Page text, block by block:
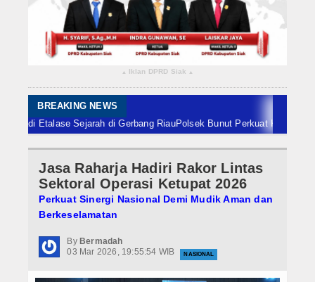
Indragiri Hulu
Kuansing
Siak
Nasional
Internasional
Iptek
▴ Iklan DPRD Siak ▴
BREAKING NEWS
Sejarah di Gerbang RiauPolsek Bunut Perkuat Ketahanan
Jasa Raharja Hadiri Rakor Lintas
Sektoral Operasi Ketupat 2026
Perkuat Sinergi Nasional Demi Mudik Aman dan
Berkeselamatan
By Bermadah
03 Mar 2026, 19:55:54 WIB
NASIONAL